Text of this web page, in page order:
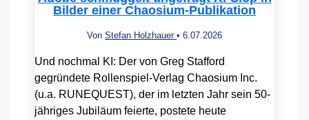
Bilder einer Chaosium-Publikation
Von Stefan Holzhauer • 6.07.2026
Und nochmal KI: Der von Greg Stafford
gegründete Rollenspiel-Verlag Chaosium Inc.
(u.a. RUNEQUEST), der im letzten Jahr sein 50-
jähriges Jubiläum feierte, postete heute